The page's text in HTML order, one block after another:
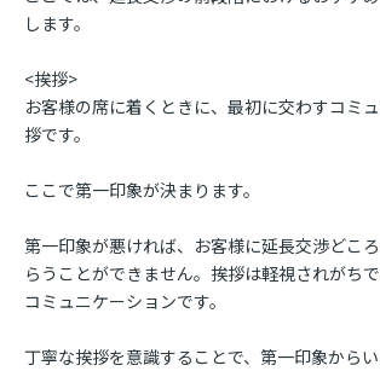
します。
<挨拶>
お客様の席に着くときに、最初に交わすコミ
拶です。
ここで第一印象が決まります。
第一印象が悪ければ、お客様に延長交渉どこ
らうことができません。挨拶は軽視されがち
コミュニケーションです。
丁寧な挨拶を意識することで、第一印象から